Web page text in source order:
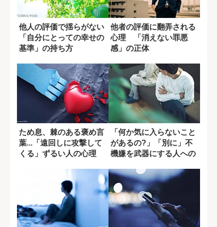
他人の評価で揺らがない
「自分にとっての幸せの
基準」の持ち方
他者の評価に翻弄される
心理 「消えない罪悪
感」の正体
ため息、棘のある褒め言
葉...「遠回しに攻撃して
くる」ずるい人の心理
「何か気に入らないこと
があるの?」「別に」不
機嫌を武器にする人への